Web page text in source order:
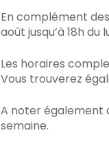
En complément
août jusqu’à 18h du
Les horaires
Vous trouverez
A noter également
semaine.